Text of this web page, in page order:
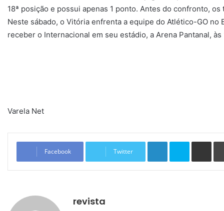
18ª posição e possui apenas 1 ponto. Antes do confronto,
Neste sábado, o Vitória enfrenta a equipe do Atlético-GO no
receber o Internacional em seu estádio, a Arena Pantanal, às
Varela Net
Facebook Twitter
Linkedin Skype
revista